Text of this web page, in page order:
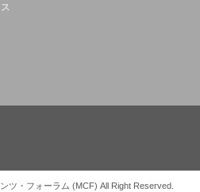
ツ・フォーラム (MCF) All Right Reserved.